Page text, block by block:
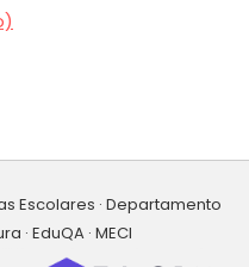
Escolares · Departamento
· EduQA · MECI